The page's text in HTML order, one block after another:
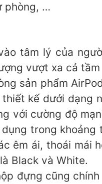
phòng, …
tâm lý của
vượt xa cả tầm
sản phẩm
thiết kế dưới dạng
với cường độ
trong
êm ái, thoái
Black và White.
đựng cũng